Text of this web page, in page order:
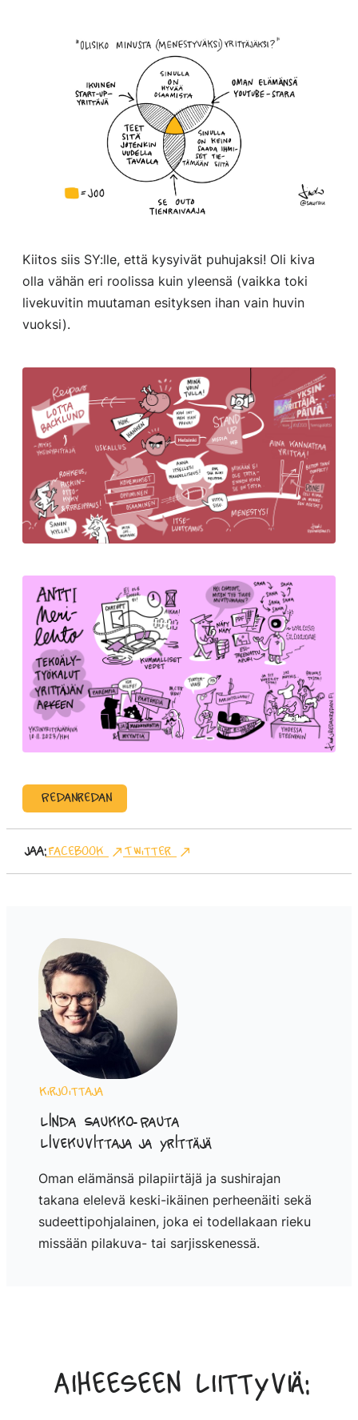
Kiitos siis SY:lle, että kysyivät puhujaksi! Oli kiva
olla vähän eri roolissa kuin yleensä (vaikka toki
livekuvitin muutaman esityksen ihan vain huvin
vuoksi).
Redanredan
Jaa:Facebook Twitter
Kirjoittaja
Linda Saukko-Rauta
Livekuvittaja ja yrittäjä
Oman elämänsä pilapiirtäjä ja sushirajan
takana elelevä keski-ikäinen perheenäiti sekä
sudeettipohjalainen, joka ei todellakaan rieku
missään pilakuva- tai sarjisskenessä.
Aiheeseen liittyviä: